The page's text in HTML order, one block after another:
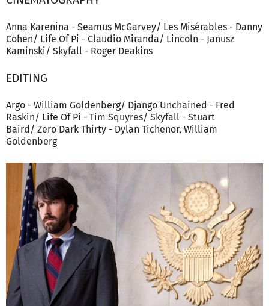
Anna Karenina - Seamus McGarvey/ Les Misérables - Danny
Cohen/ Life Of Pi - Claudio Miranda/ Lincoln - Janusz
Kaminski/ Skyfall - Roger Deakins
EDITING
Argo - William Goldenberg/ Django Unchained - Fred
Raskin/ Life Of Pi - Tim Squyres/ Skyfall - Stuart
Baird/ Zero Dark Thirty - Dylan Tichenor, William
Goldenberg